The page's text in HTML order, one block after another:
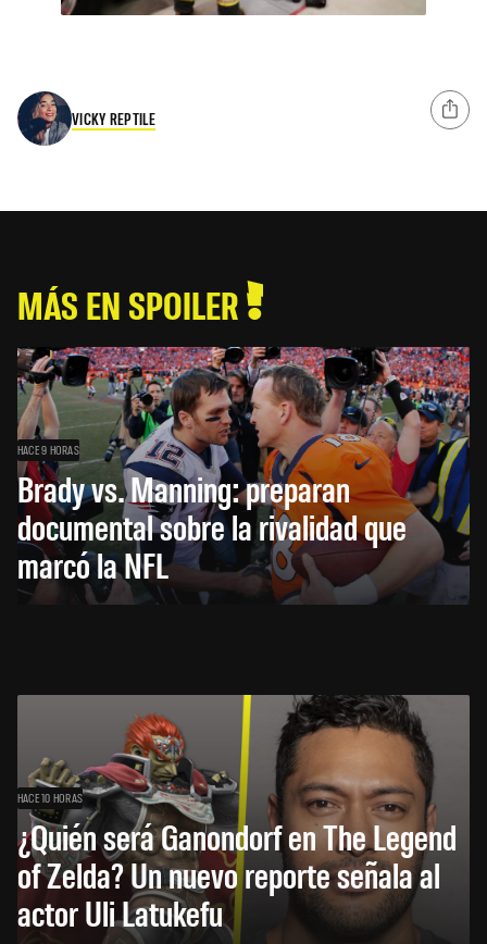
VICKY REPTILE
MÁS EN SPOILER
HACE 9 HORAS
Brady vs. Manning: preparan
documental sobre la rivalidad que
marcó la NFL
HACE 10 HORAS
¿Quién será Ganondorf en The Legend
of Zelda? Un nuevo reporte señala al
actor Uli Latukefu